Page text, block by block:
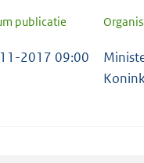
publicatie
2017 09:00